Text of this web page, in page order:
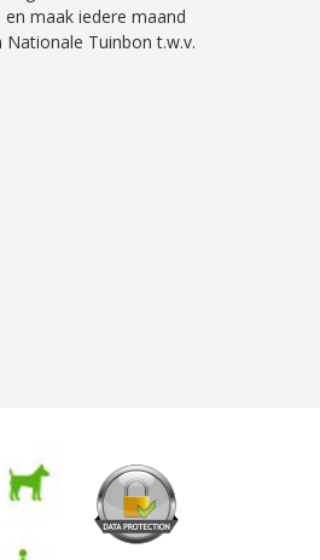
maak iedere maand
Nationale Tuinbon t.w.v.